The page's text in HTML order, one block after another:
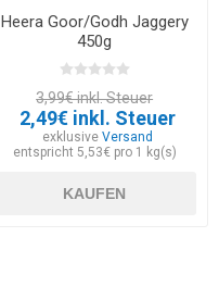
Heera Goor/Godh Jaggery
450g
3,99€ inkl. Steuer
2,49€ inkl. Steuer
exklusive Versand
entspricht 5,53€ pro 1 kg(s)
KAUFEN